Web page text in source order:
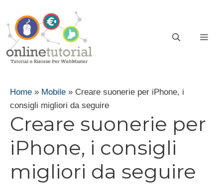
contenuto
Home » Mobile » Creare suonerie per iPhone, i
consigli migliori da seguire
Creare suonerie per
iPhone, i consigli
migliori da seguire